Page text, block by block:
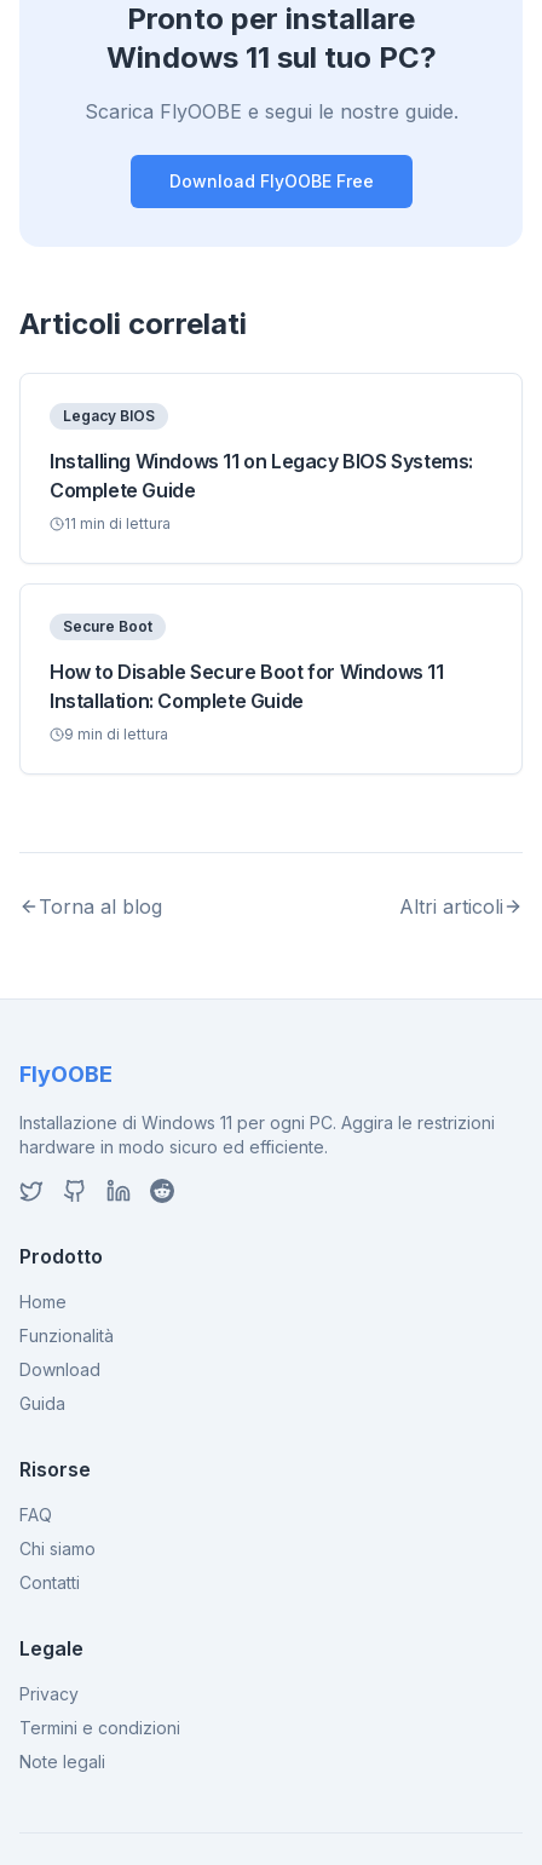
Pronto per installare
Windows 11 sul tuo PC?
Scarica FlyOOBE e segui le nostre guide.
Download FlyOOBE Free
Articoli correlati
Legacy BIOS
Installing Windows 11 on Legacy BIOS Systems:
Complete Guide
11 min di lettura
Secure Boot
How to Disable Secure Boot for Windows 11
Installation: Complete Guide
9 min di lettura
Torna al blog Altri articoli
FlyOOBE
Installazione di Windows 11 per ogni PC. Aggira le restrizioni
hardware in modo sicuro ed efficiente.
Prodotto
Home
Funzionalità
Download
Guida
Risorse
FAQ
Chi siamo
Contatti
Legale
Privacy
Termini e condizioni
Note legali
Blocca pubblicità e tracker
ti rallentano.
Per qualsiasi browser
Chrome, Edge, Firefox, Brave, Opera — installa
una volta, ottimizzali tutti.